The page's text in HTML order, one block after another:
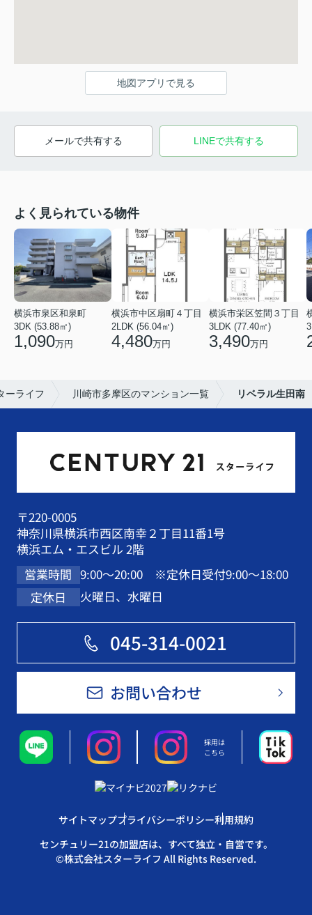
地図アプリで見る
メールで共有する LINEで共有する
よく見られている物件
横浜市泉区和泉町
3DK (53.88㎡)
1,090万円
横浜市中区扇町４丁目
2LDK (56.04㎡)
4,480万円
横浜市栄区笠間３丁目
3LDK (77.40㎡)
3,490万円
ーライフ 川崎市多摩区のマンション一覧 リベラル生田南
〒220-0005
神奈川県横浜市西区南幸２丁目11番1号
横浜エム・エスビル 2階
営業時間 9:00～20:00 ※定休日受付9:00～18:00
定休日
火曜日、水曜日
045-314-0021
お問い合わせ
採用は
こちら
サイトマッププライバシーポリシー利用規約
センチュリー21の加盟店は、すべて独立・自営です。
©株式会社スターライフ All Rights Reserved.